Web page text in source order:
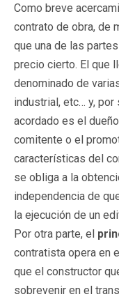
Como breve
contrato de obra, de
que una de las
precio cierto. El que
denominado de
industrial, etc… y,
acordado es el
comitente o el
características del
se obliga a la
independencia de
la ejecución de un
Por otra parte, el
contratista opera en
que el constructor
sobrevenir en el